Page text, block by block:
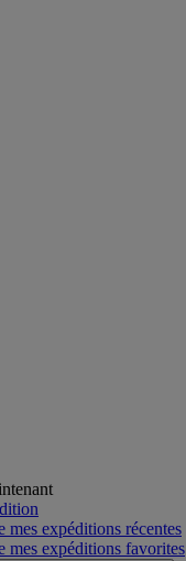
mes expéditions récentes
mes expéditions favorites